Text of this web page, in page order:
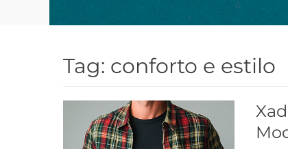
Tag: conforto e estilo